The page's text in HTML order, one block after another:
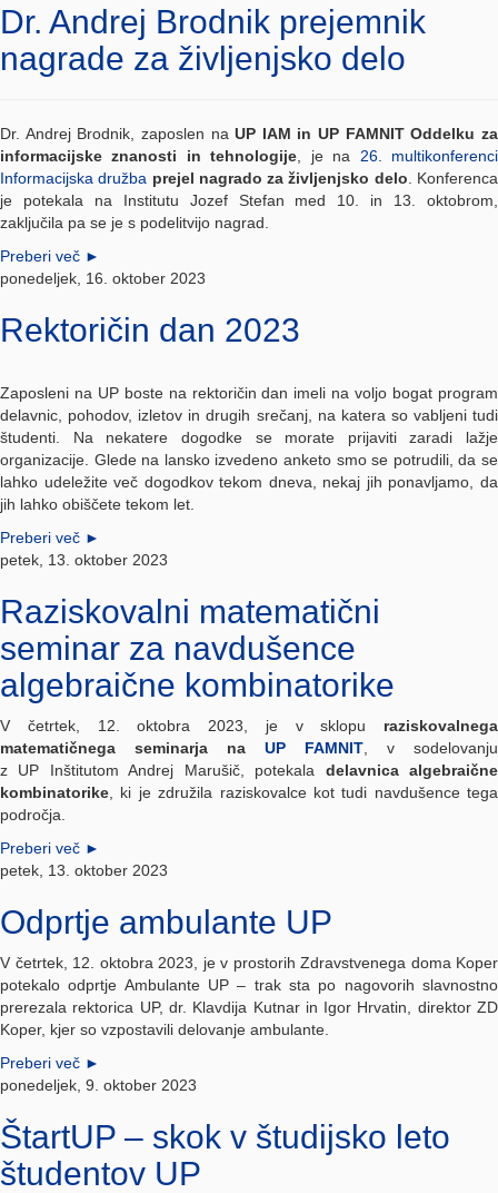
Dr. Andrej Brodnik prejemnik
nagrade za življenjsko delo
Dr. Andrej Brodnik, zaposlen naUP IAM in UP FAMNIT Oddelku za
informacijske znanosti in tehnologije , je na 26. multikonferenci
Informacijska družba prejel nagrado za življenjsko delo . Konferenca
je potekala na Institutu Jozef Stefan med 10. in 13. oktobrom,
zaključila pa se je s podelitvijo nagrad.
Preberi več ►
ponedeljek, 16. oktober 2023
Rektoričin dan 2023
Zaposleni na UP boste na rektoričin dan imeli na voljo bogat program
delavnic, pohodov, izletov in drugih srečanj, na katera so vabljeni tudi
študenti. Na nekatere dogodke se morate prijaviti zaradi lažje
organizacije. Glede na lansko izvedeno anketo smo se potrudili, da se
lahko udeležite več dogodkov tekom dneva, nekaj jih ponavljamo, da
jih lahko obiščete tekom let.
Preberi več ►
petek, 13. oktober 2023
Raziskovalni matematični
seminar za navdušence
algebraične kombinatorike
V četrtek, 12. oktobra 2023, je v sklopu raziskovalnega
matematičnega seminarja na UP FAMNIT , v sodelovanju
z UP Inštitutom Andrej Marušič, potekala delavnica algebraične
kombinatorike , ki je združila raziskovalce kot tudi navdušence tega
področja.
Preberi več ►
petek, 13. oktober 2023
Odprtje ambulante UP
V četrtek, 12. oktobra 2023, je v prostorih Zdravstvenega doma Koper
potekalo odprtje Ambulante UP – trak sta po nagovorih slavnostno
prerezala rektorica UP, dr. Klavdija Kutnar in Igor Hrvatin, direktor ZD
Koper, kjer so vzpostavili delovanje ambulante.
Preberi več ►
ponedeljek, 9. oktober 2023
ŠtartUP – skok v študijsko leto
študentov UP